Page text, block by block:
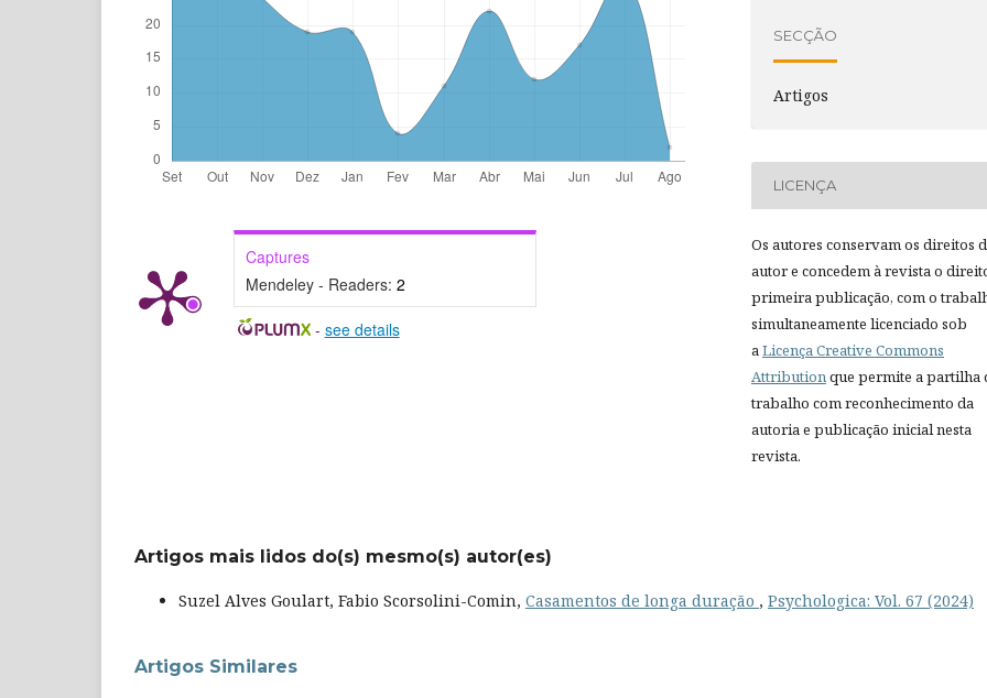
Captures
Mendeley - Readers: 2
- see details
SECÇÃO
Artigos
LICENÇA
Os autores conservam os direitos
autor e concedem à revista o
primeira publicação, com o
simultaneamente licenciado sob
aLicença Creative Commons
Attributionque permite a partilha
trabalho com reconhecimento da
autoria e publicação inicial nesta
revista.
Artigos mais lidos do(s) mesmo(s) autor(es)
Suzel Alves Goulart, Fabio Scorsolini-Comin, Casamentos de longa duração , Psychologica: Vol. 67 (2024)
Artigos Similares